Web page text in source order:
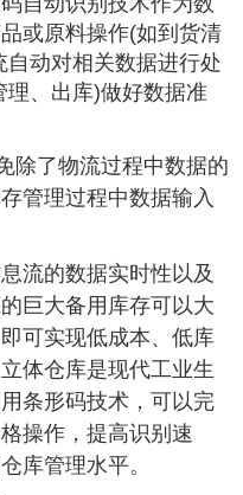
或原料操作(如到货清
动对相关数据进行处
、出库)做好数据准
除了物流过程中数据的
管理过程中数据输入
流的数据实时性以及
巨大备用库存可以大
可实现低成本、低库
体仓库是现代工业生
条形码技术，可以完
操作，提高识别速
库管理水平。